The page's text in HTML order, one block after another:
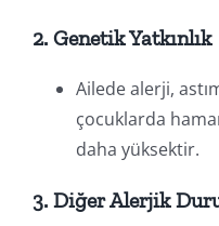
2. Genetik Yatkınlık
Ailede alerji,
çocuklarda
daha yüksektir.
3. Diğer Alerjik